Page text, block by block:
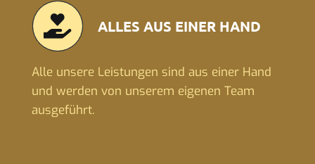
ALLES AUS EINER HAND
Alle unsere Leistungen sind aus einer Hand
und werden von unserem eigenen Team
ausgeführt.